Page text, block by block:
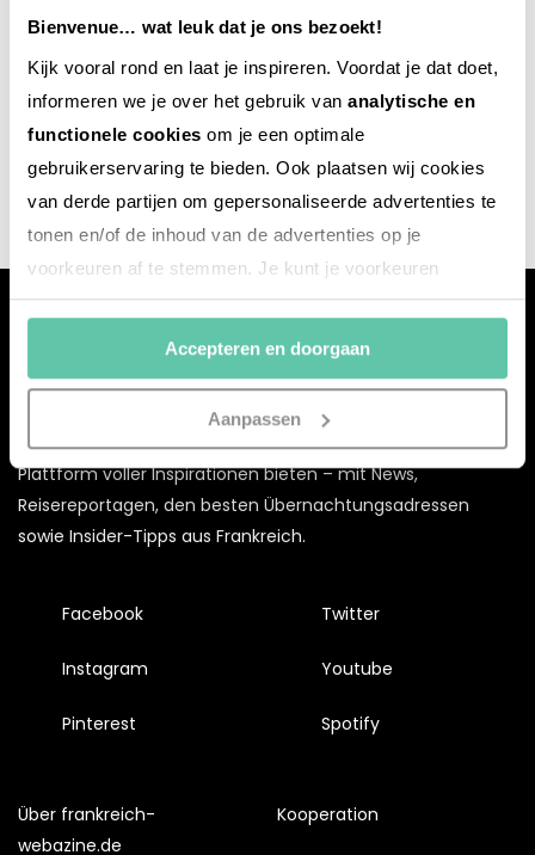
Bienvenue… wat leuk dat je ons bezoekt!
Kijk vooral rond en laat je inspireren. Voordat je dat doet,
informeren we je over het gebruik van analytische en
functionele cookies om je een optimale
gebruikerservaring te bieden. Ook plaatsen wij cookies
van derde partijen om gepersonaliseerde advertenties te
tonen en/of de inhoud van de advertenties op je
voorkeuren af te stemmen. Je kunt je voorkeuren
beheren via ‘Zelf instellen’. Klik je op ‘Accepteren en
Accepteren en doorgaan
Aanpassen
reise-inspiration
Charmante Unterkünfte in La Clusaz
Mit demfrankreich-webazine.demöchten wir euch eine
Plattform voller Inspirationen bieten – mit News,
Reisereportagen, den besten Übernachtungsadressen
sowie Insider-Tipps aus Frankreich.
Facebook
Instagram
Pinterest
Twitter
Youtube
Spotify
Über frankreich-
webazine.de
Kooperation